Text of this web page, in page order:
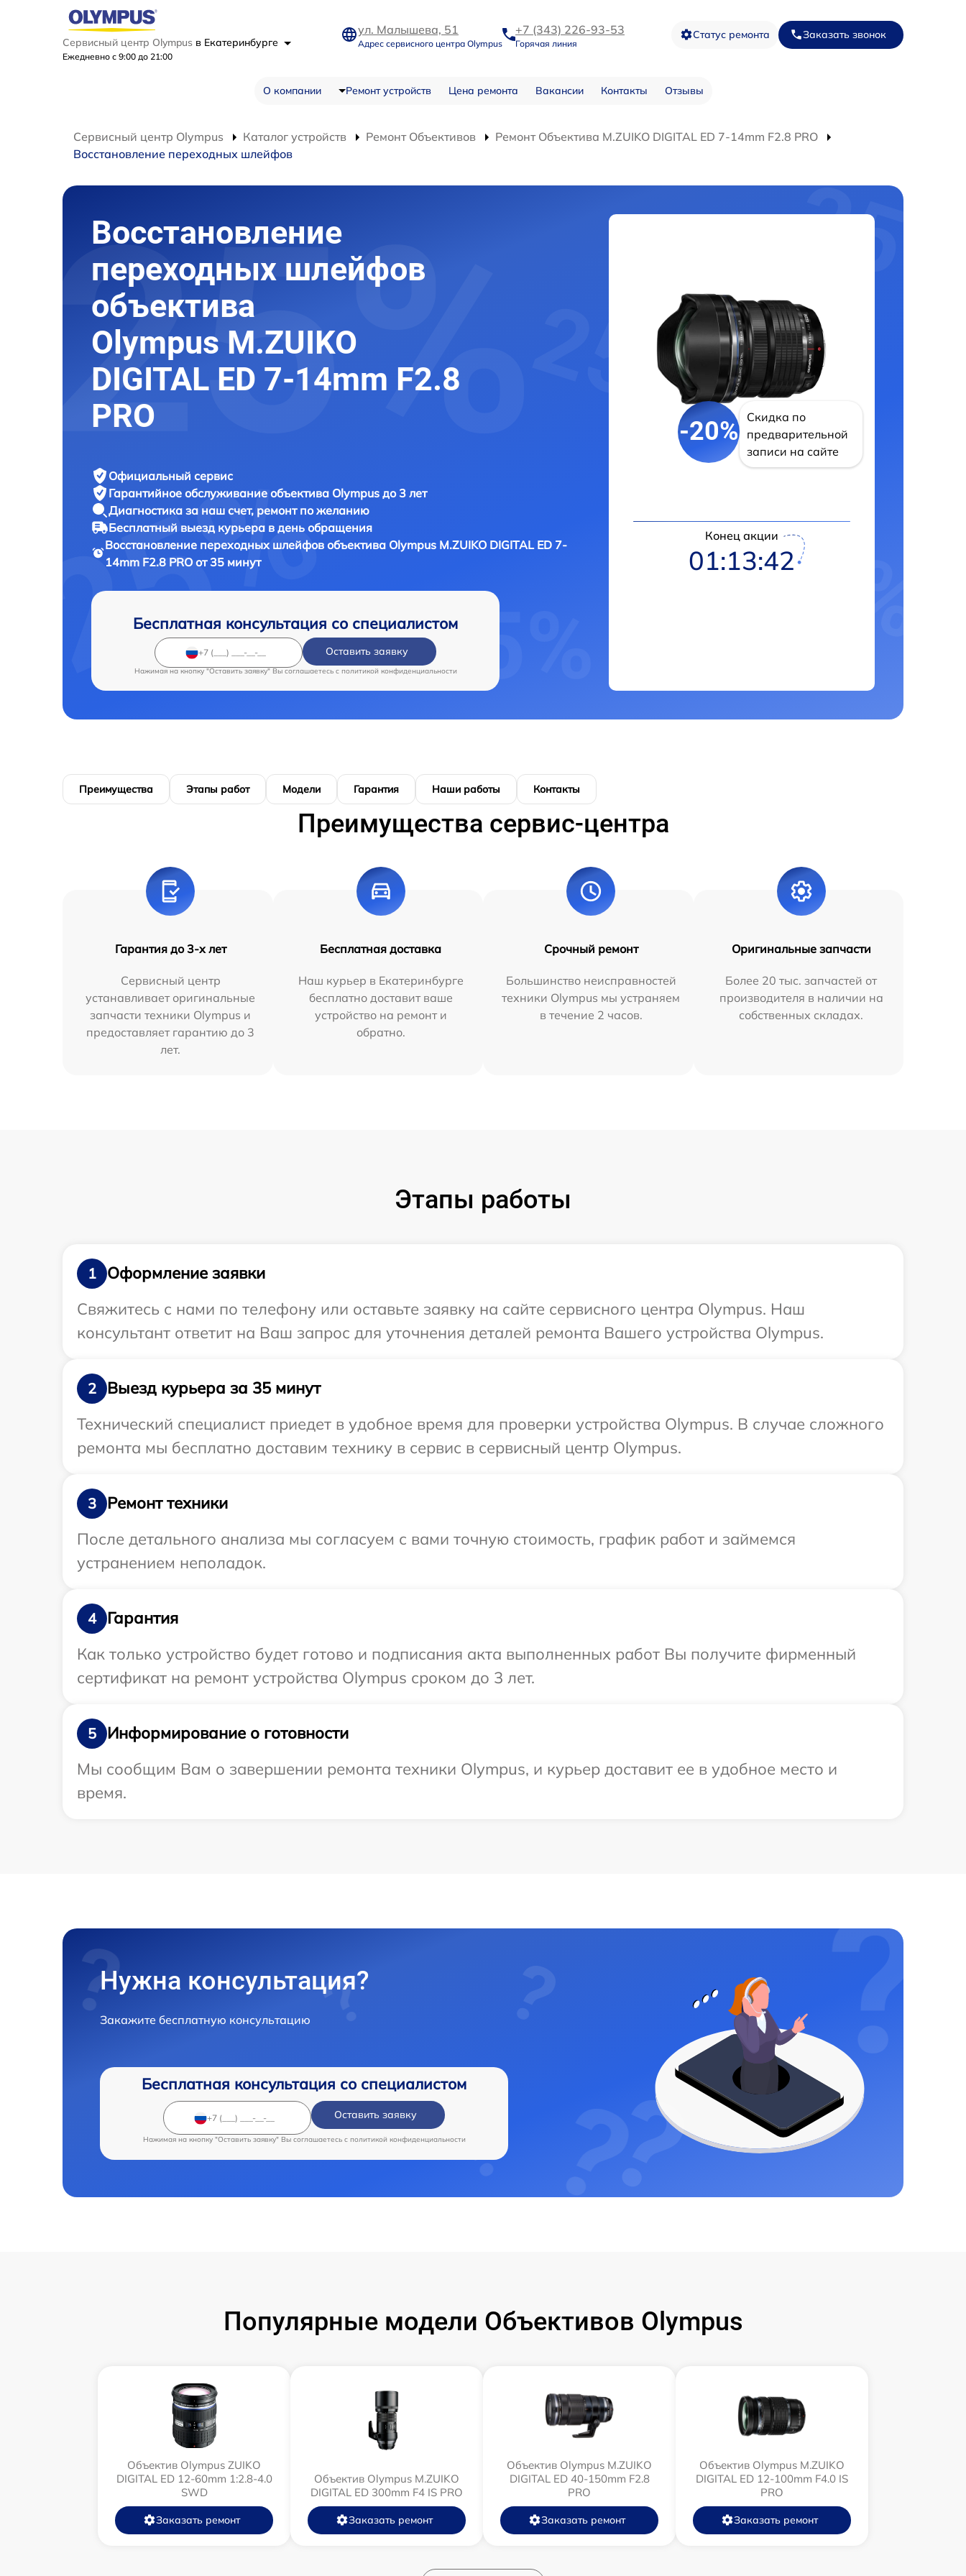
Сервисный центр Olympus в Екатеринбурге
Ежедневно с 9:00 до 21:00
ул. Малышева, 51
Адрес сервисного центра Olympus
+7 (343) 226-93-53
Горячая линия
Статус ремонта Заказать звонок
О компании Ремонт устройств Цена ремонта Вакансии Контакты Отзывы
Сервисный центр Olympus Каталог устройств Ремонт Объективов
Ремонт Объектива M.ZUIKO DIGITAL ED 7-14mm F2.8 PRO
Восстановление переходных шлейфов
Восстановление
переходных шлейфов
объектива
Olympus M.ZUIKO
DIGITAL ED 7-14mm F2.8
PRO
Официальный сервис
Гарантийное обслуживание объектива Olympus до 3 лет
Диагностика за наш счет, ремонт по желанию
Бесплатный выезд курьера в день обращения
Восстановление переходных шлейфов объектива Olympus M.ZUIKO DIGITAL ED 7-
14mm F2.8 PRO от 35 минут
Бесплатная консультация со специалистом
Оставить заявку
Нажимая на кнопку "Оставить заявку" Вы соглашаетесь c политикой конфиденциальности
-20%
Скидка по
предварительной
записи на сайте
Конец акции
01:13:41
Преимущества Этапы работ Модели Гарантия Наши работы Контакты
Преимущества сервис-центра
Гарантия до 3-х лет
Сервисный центр
устанавливает оригинальные
запчасти техники Olympus и
предоставляет гарантию до 3
лет.
Бесплатная доставка
Наш курьер в Екатеринбурге
бесплатно доставит ваше
устройство на ремонт и
обратно.
Срочный ремонт
Большинство неисправностей
техники Olympus мы устраняем
в течение 2 часов.
Оригинальные запчасти
Более 20 тыс. запчастей от
производителя в наличии на
собственных складах.
Этапы работы
1
Оформление заявки
Свяжитесь с нами по телефону или оставьте заявку на сайте сервисного центра Olympus. Наш
консультант ответит на Ваш запрос для уточнения деталей ремонта Вашего устройства Olympus.
2
Выезд курьера за 35 минут
Технический специалист приедет в удобное время для проверки устройства Olympus. В случае сложного
ремонта мы бесплатно доставим технику в сервис в сервисный центр Olympus.
3
Ремонт техники
После детального анализа мы согласуем с вами точную стоимость, график работ и займемся
устранением неполадок.
4
Гарантия
Как только устройство будет готово и подписания акта выполненных работ Вы получите фирменный
сертификат на ремонт устройства Olympus сроком до 3 лет.
5
Информирование о готовности
Мы сообщим Вам о завершении ремонта техники Olympus, и курьер доставит ее в удобное место и
время.
Нужна консультация?
Закажите бесплатную консультацию
Бесплатная консультация со специалистом
Оставить заявку
Нажимая на кнопку "Оставить заявку" Вы соглашаетесь c политикой конфиденциальности
Популярные модели Объективов Olympus
Объектив Olympus ZUIKO
DIGITAL ED 12-60mm 1:2.8-4.0
SWD
Заказать ремонт
Объектив Olympus M.ZUIKO
DIGITAL ED 300mm F4 IS PRO
Заказать ремонт
Объектив Olympus M.ZUIKO
DIGITAL ED 40-150mm F2.8
PRO
Заказать ремонт
Объектив Olympus M.ZUIKO
DIGITAL ED 12‑100mm F4.0 IS
PRO
Заказать ремонт